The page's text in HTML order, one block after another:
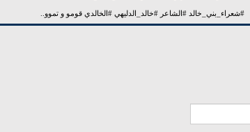
#شعراء_بني_خالد #الشاعر #خالد_الدليهي #الخالدي قومو و تموو..